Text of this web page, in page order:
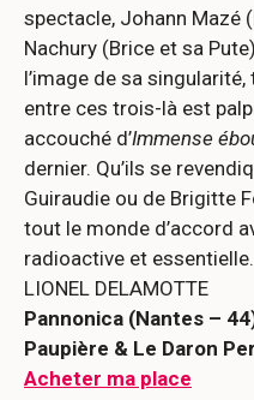
spectacle, Johann Mazé
Nachury (Brice et sa
l’image de sa
entre ces trois-là est
accouché d’Immense
dernier. Qu’ils se
Guiraudie ou de Brigitte
tout le monde d’accord
radioactive et essentielle.
LIONEL DELAMOTTE
Pannonica (Nantes –
Paupière & Le Daron
Acheter ma place